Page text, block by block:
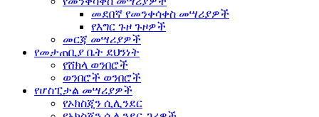
መደበኛ የመንቀሳቀስ መሣሪያዎች
የእግር ጉዞ ጉዞዎች
መርጃ መሣሪያዎች
የመታጠቢያ ቤት ደህንነት
የሸክላ ወንበሮች
ወንበሮች ወንበሮች
የሆስፒታል መሣሪያዎች
የኦክስጂን ሲሊንደር